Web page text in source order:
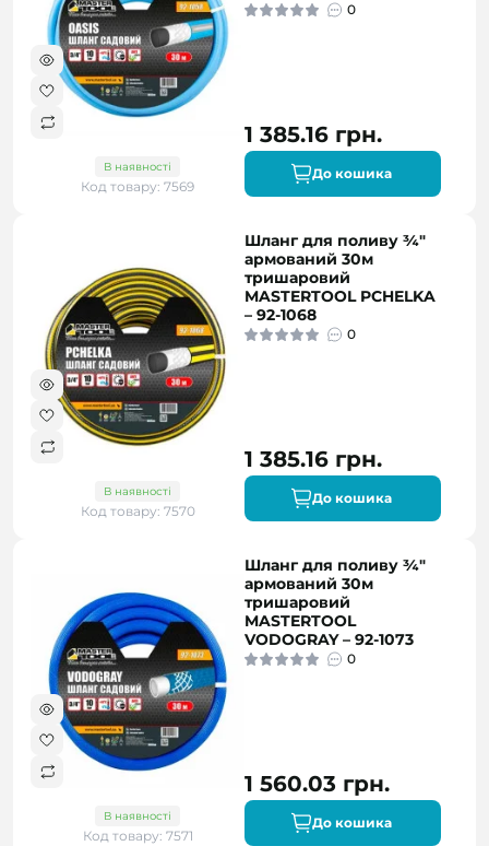
В наявності
Код товару: 7569
0
1 385.16 грн.
До кошика
В наявності
Код товару: 7570
Шланг для поливу ¾"
армований 30м
тришаровий
MASTERTOOL PCHELKA
– 92-1068
0
1 385.16 грн.
До кошика
В наявності
Код товару: 7571
Шланг для поливу ¾"
армований 30м
тришаровий
MASTERTOOL
VODOGRAY – 92-1073
0
1 560.03 грн.
До кошика